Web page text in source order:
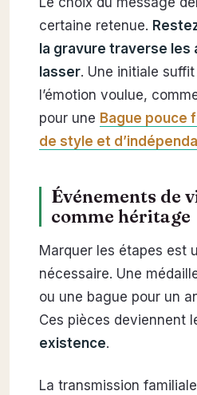
certaine retenue.
la gravure traverse les
lasser. Une initiale
l’émotion voulue,
pour une Bague pouce
de style et
Événements de
comme héritage
Marquer les étapes est
nécessaire. Une
ou une bague pour un
Ces pièces deviennent
existence.
La transmission